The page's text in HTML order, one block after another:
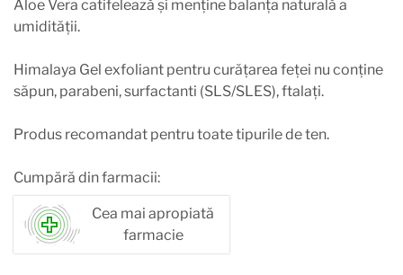
Aloe Vera catifelează şi menţine balanţa naturală a
umidităţii.
Himalaya Gel exfoliant pentru curăţarea feţei nu conţine
săpun, parabeni, surfactanti (SLS/SLES), ftalaţi.
Produs recomandat pentru toate tipurile de ten.
Cumpără din farmacii:
Cea mai apropiată
farmacie